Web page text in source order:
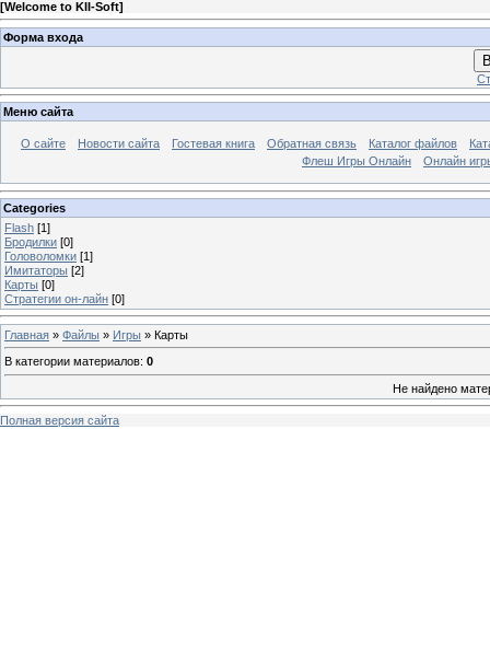
[Welcome to KII-Soft]
Форма входа
Меню сайта
О сайте Новости сайта Гостевая книга Обратная связь Каталог файлов
Флеш Игры Онлайн
Онлайн
Categories
Flash [1]
Бродилки [0]
Головоломки [1]
Имитаторы [2]
Карты [0]
Стратегии он-лайн [0]
Главная » Файлы » Игры » Карты
В категории материалов: 0
Не найдено
Полная версия сайта